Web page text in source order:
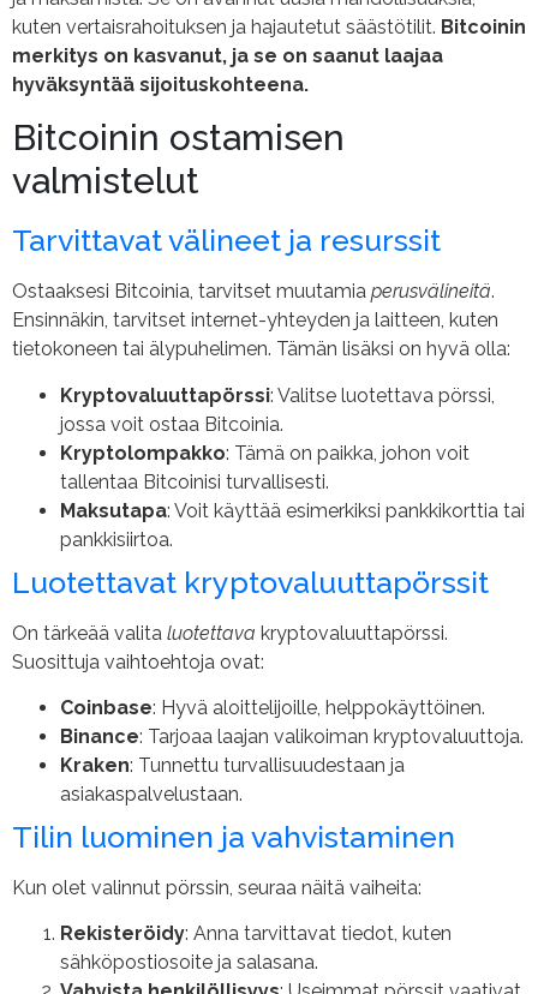
kuten vertaisrahoituksen ja hajautetut säästötilit. Bitcoinin
merkitys on kasvanut, ja se on saanut laajaa
hyväksyntää sijoituskohteena.
Bitcoinin ostamisen
valmistelut
Tarvittavat välineet ja resurssit
Ostaaksesi Bitcoinia, tarvitset muutamia perusvälineitä.
Ensinnäkin, tarvitset internet-yhteyden ja laitteen, kuten
tietokoneen tai älypuhelimen. Tämän lisäksi on hyvä olla:
Kryptovaluuttapörssi: Valitse luotettava pörssi,
jossa voit ostaa Bitcoinia.
Kryptolompakko: Tämä on paikka, johon voit
tallentaa Bitcoinisi turvallisesti.
Maksutapa: Voit käyttää esimerkiksi pankkikorttia tai
pankkisiirtoa.
Luotettavat kryptovaluuttapörssit
On tärkeää valita luotettava kryptovaluuttapörssi.
Suosittuja vaihtoehtoja ovat:
Coinbase: Hyvä aloittelijoille, helppokäyttöinen.
Binance: Tarjoaa laajan valikoiman kryptovaluuttoja.
Kraken: Tunnettu turvallisuudestaan ja
asiakaspalvelustaan.
Tilin luominen ja vahvistaminen
Kun olet valinnut pörssin, seuraa näitä vaiheita:
Rekisteröidy: Anna tarvittavat tiedot, kuten
sähköpostiosoite ja salasana.